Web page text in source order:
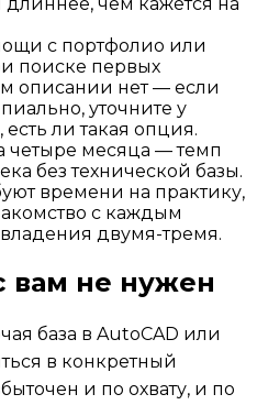
с портфолио или
поиске первых
описании нет — если
уточните у
ли такая опция.
четыре месяца — темп
без технической базы.
времени на практику,
с каждым
двумя-тремя.
вам не нужен
база в AutoCAD или
в конкретный
и по охвату, и по